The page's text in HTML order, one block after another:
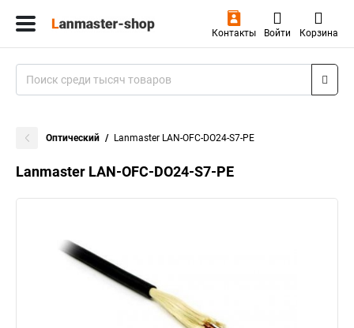
Контакты Войти Корзина
Оптический Lanmaster LAN-OFC-DO24-S7-PE
Lanmaster LAN-OFC-DO24-S7-PE